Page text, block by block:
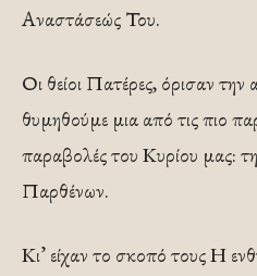
Αναστάσεώς Του.
Οι θείοι Πατέρες, όρισαν την
θυμηθούμε μια από τις πιο
παραβολές του Κυρίου μας:
Παρθένων.
Κι’ είχαν το σκοπό τους Η